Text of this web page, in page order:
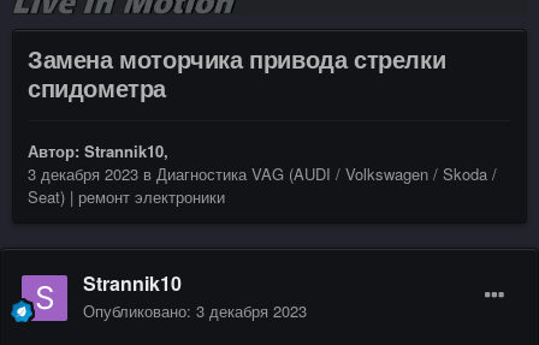
Замена моторчика привода стрелки
спидометра
Автор: Strannik10,
3 декабря 2023 в Диагностика VAG (AUDI / Volkswagen / Skoda /
Seat) | ремонт электроники
Strannik10
Опубликовано: 3 декабря 2023